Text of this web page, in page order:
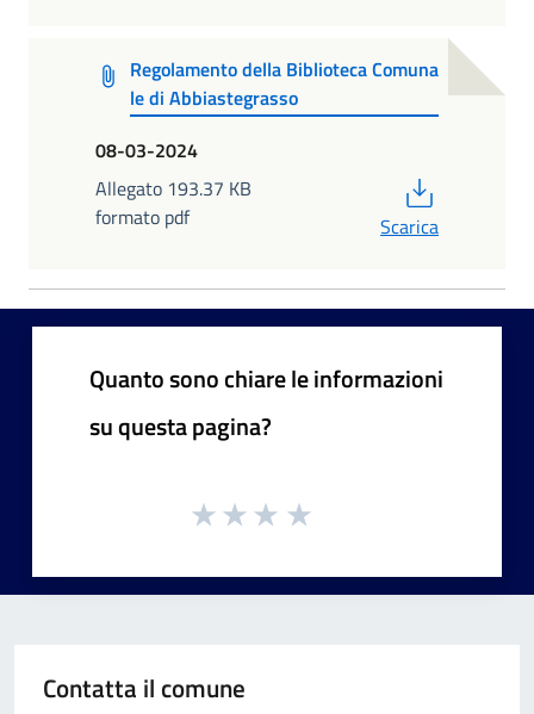
Regolamento della Biblioteca Comuna
le di Abbiastegrasso
08-03-2024
Allegato 193.37 KB
formato pdf
Scarica
Quanto sono chiare le informazioni
su questa pagina?
Contatta il comune